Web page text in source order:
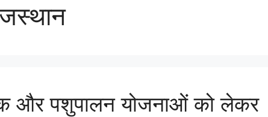
और पशुपालन योजनाओं को लेकर